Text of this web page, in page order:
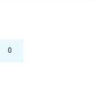
0